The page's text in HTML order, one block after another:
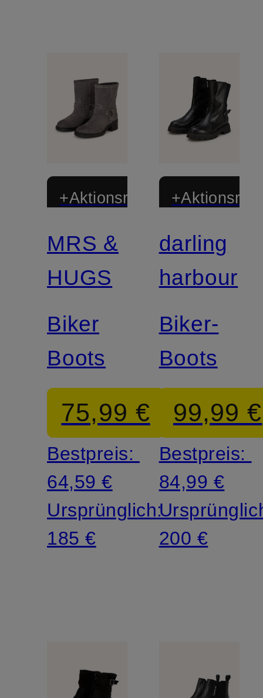
+Aktionsrabatt
Zertifiziert
MRS &
HUGS
Biker
Boots
75,99 €
Bestpreis:
64,59 €
Ursprünglich:
185 €
darling
harbour
Biker-
Boots
99,99 €
Bestpreis:
84,99 €
200 €